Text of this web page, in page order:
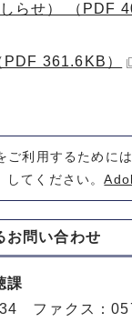
らせ） （PDF
361.6KB）
ご利用するために
してください。
お問い合わせ
課
ファクス：